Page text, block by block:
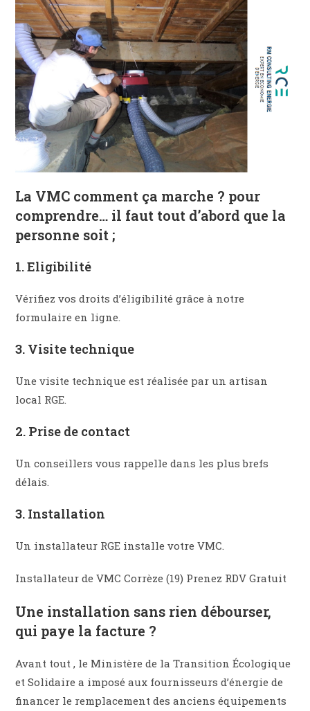
La VMC comment ça marche ? pour
comprendre… il faut tout d’abord que la
personne soit ;
1. Eligibilité
Vérifiez vos droits d’éligibilité grâce à notre
formulaire en ligne.​
3. Visite technique
Une visite technique est réalisée par un artisan
local RGE.
2. Prise de contact
Un conseillers vous rappelle dans les plus brefs
délais.
3. Installation​
Un installateur RGE installe votre VMC.
Installateur de VMC Corrèze (19) Prenez RDV Gratuit
Une installation sans rien débourser,
qui paye la facture ?
Avant tout , le Ministère de la Transition Écologique
et Solidaire a imposé aux fournisseurs d’énergie de
financer le remplacement des anciens équipements